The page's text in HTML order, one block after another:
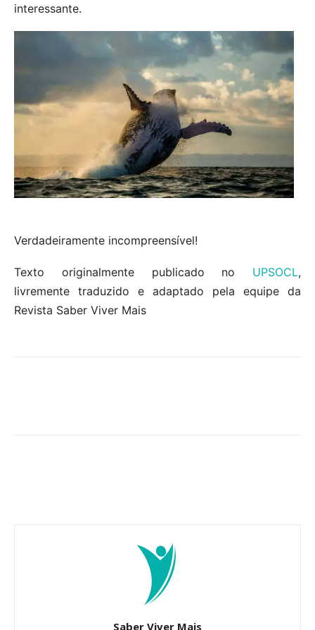
interessante.
Verdadeiramente incompreensível!
Texto originalmente publicado no UPSOCL,
livremente traduzido e adaptado pela equipe da
Revista Saber Viver Mais
Saber Viver Mais